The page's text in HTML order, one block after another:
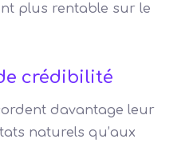
plus rentable sur le
crédibilité
davantage leur
naturels qu’aux